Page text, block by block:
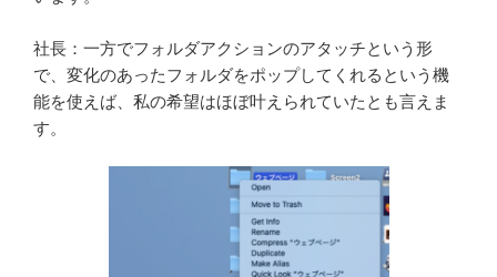
社長：一方でフォルダアクションのアタッチという形
で、変化のあったフォルダをポップしてくれるという機
能を使えば、私の希望はほぼ叶えられていたとも言えま
す。